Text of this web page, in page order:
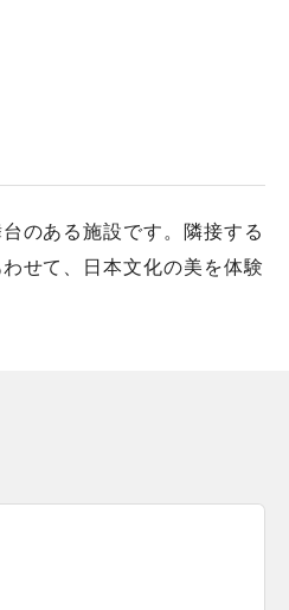
のある施設です。隣接する
せて、日本文化の美を体験